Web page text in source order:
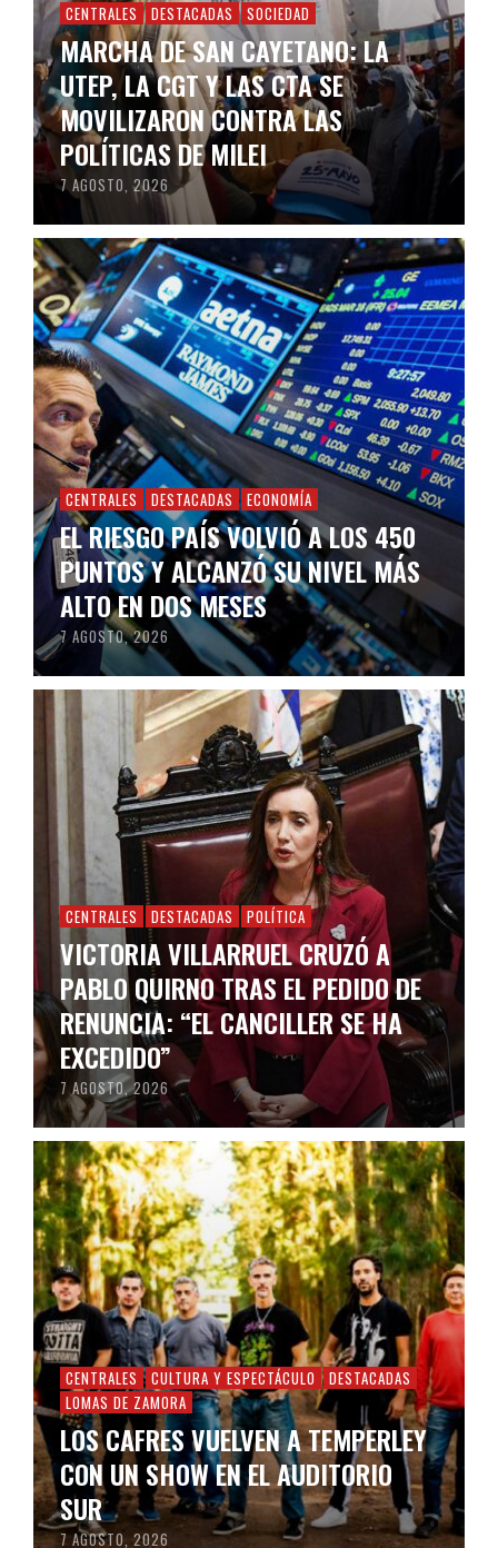
CENTRALES DESTACADAS SOCIEDAD
MARCHA DE SAN CAYETANO: LA
UTEP, LA CGT Y LAS CTA SE
MOVILIZARON CONTRA LAS
POLÍTICAS DE MILEI
7 AGOSTO, 2026
CENTRALES DESTACADAS ECONOMÍA
EL RIESGO PAÍS VOLVIÓ A LOS 450
PUNTOS Y ALCANZÓ SU NIVEL MÁS
ALTO EN DOS MESES
7 AGOSTO, 2026
CENTRALES DESTACADAS POLÍTICA
VICTORIA VILLARRUEL CRUZÓ A
PABLO QUIRNO TRAS EL PEDIDO DE
RENUNCIA: “EL CANCILLER SE HA
EXCEDIDO”
7 AGOSTO, 2026
CENTRALES CULTURA Y ESPECTÁCULO
DESTACADAS
LOMAS DE ZAMORA
LOS CAFRES VUELVEN A TEMPERLEY
CON UN SHOW EN EL AUDITORIO
SUR
7 AGOSTO, 2026